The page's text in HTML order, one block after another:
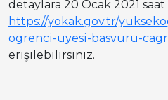
detaylara 20 Ocak 2021 saat
https://yokak.gov.tr/
ogrenci-uyesi-basvuru-
erişilebilirsiniz.